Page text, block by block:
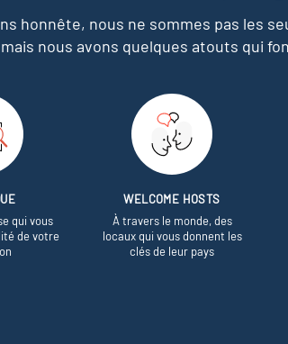
honnête, nous ne sommes pas les
mais nous avons quelques atouts qui
qui vous
de votre
WELCOME HOSTS
À travers le monde, des
locaux qui vous donnent les
clés de leur pays